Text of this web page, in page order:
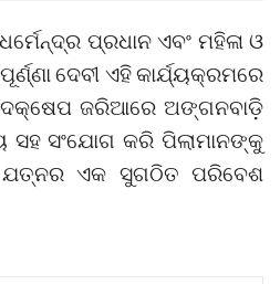
ପ୍ରଧାନ ଏବଂ ମହିଳା ଓ
ଦେବୀ ଏହି କାର୍ଯ୍ୟକ୍ରମରେ
ଜରିଆରେ ଅଙ୍ଗନବାଡ଼ି
ସଂଯୋଗ କରି ପିଲାମାନଙ୍କୁ
ଯତ୍ନର ଏକ ସୁଗଠିତ ପରିବେଶ